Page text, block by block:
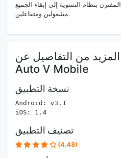
بنظام التسوية إلى إبقاء الجميع
مشغولين ومتفاعلين.
المزيد من التفاصيل عن Grand Theft
Auto V Mobile
نسخة التطبيق
Android: v3.1
iOS: 1.4
تصنيف التطبيق
(4.48)